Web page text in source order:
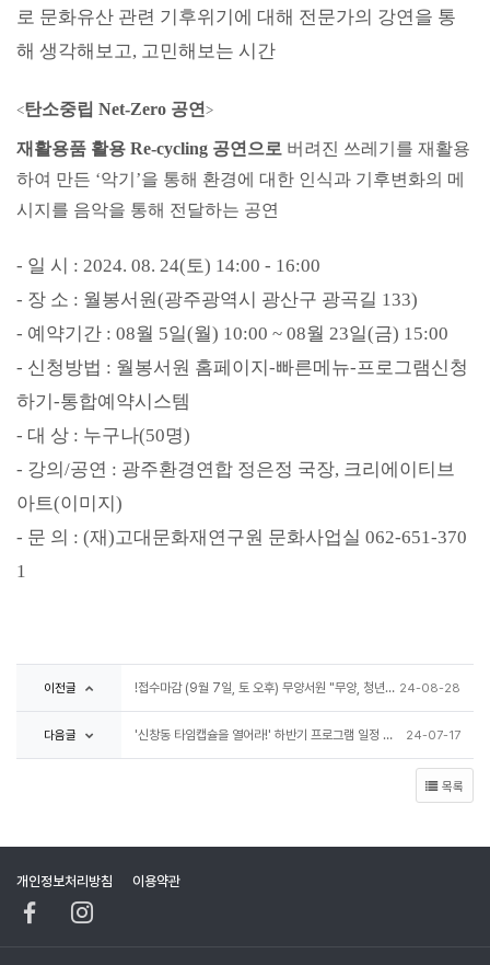
로 문화유산 관련 기후위기에 대해 전문가의 강연을 통
해 생각해보고, 고민해보는 시간
<탄소중립 Net-Zero 공연 >
재활용품 활용 Re-cycling 공연으로 버려진 쓰레기를 재활용
하여 만든 ‘악기 ’을 통해 환경에 대한 인식과 기후변화의 메
시지를 음악을 통해 전달하는 공연
- 일 시 : 2024. 08. 24(토) 14:00 - 16:00
- 장 소 : 월봉서원(광주광역시 광산구 광곡길 133)
- 예약기간 : 08월 5일(월) 10:00 ~ 08월 23일(금) 15:00
- 신청방법 : 월봉서원 홈페이지-빠른메뉴-프로그램신청
하기-통합예약시스템
- 대 상 : 누구나(50명)
- 강의/공연 : 광주환경연합 정은정 국장, 크리에이티브
아트(이미지)
- 문 의 : (재)고대문화재연구원 문화사업실 062-651-370
1
이전글 !접수마감 (9월 7일, 토 오후) 무양서원 "무양, 청년선비" 참가 안내 24-08-28
다음글 '신창동 타임캡슐을 열어라!' 하반기 프로그램 일정 안내 24-07-17
목록
개인정보처리방침 이용약관